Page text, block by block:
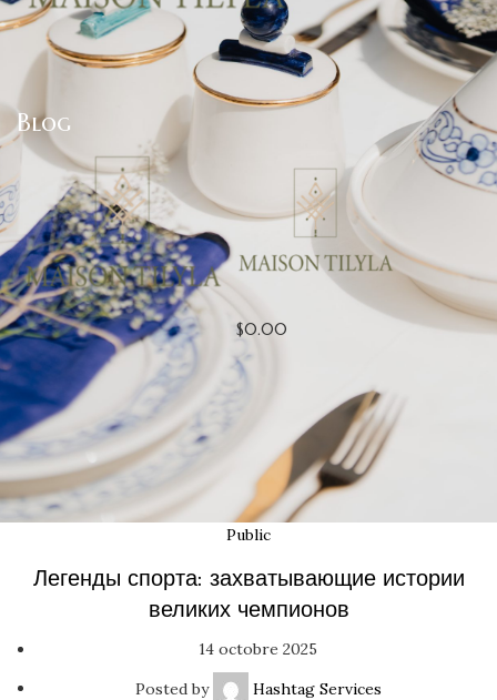
$0.00
Blog
Public
Легенды спорта: захватывающие истории
великих чемпионов
14 octobre 2025
Posted by
Hashtag Services